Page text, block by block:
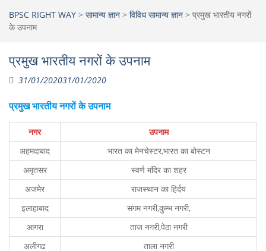
BPSC RIGHT WAY > सामान्य ज्ञान > विविध सामान्य ज्ञान > प्रमुख भारतीय नगरों
के उपनाम
प्रमुख भारतीय नगरों के उपनाम
31/01/202031/01/2020
प्रमुख भारतीय नगरों के उपनाम
नगर
उपनाम
अहमदाबाद
भारत का मेनचेस्टर,भारत का बोस्टन
अमृतसर
स्वर्ण मंदिर का शहर
अजमेर
राजस्थान का हिर्दय
इलाहाबाद
संगम नगरी,कुम्भ नगरी,
आगरा
ताज नगरी,पेठा नगरी
अलीगढ
ताला नगरी